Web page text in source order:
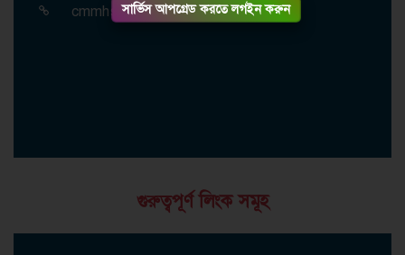
সার্ভিস আপগ্রেড করতে লগইন করুন
cmmhsbd.education
গুরুত্বপূর্ণ লিংক সমূহ